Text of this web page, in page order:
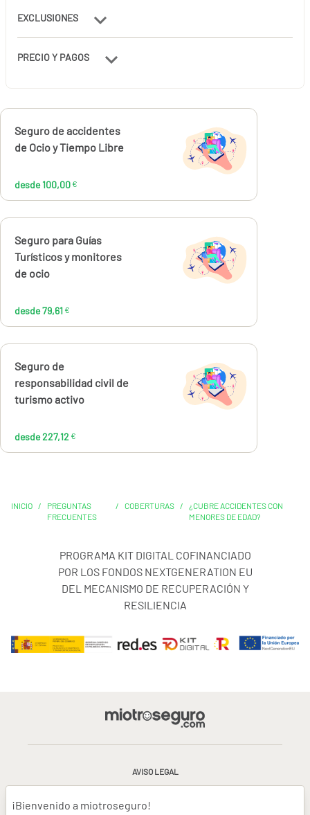
EXCLUSIONES
PRECIO Y PAGOS
Calcúlalo ahora
Seguro de accidentes
de Ocio y Tiempo Libre
desde 100,00 €
100,00 €
Calcúlalo ahora
Seguro para Guías
Turísticos y monitores
de ocio
desde 79,61 €
79,61€
Calcúlalo ahora
Seguro de
responsabilidad civil de
turismo activo
desde 227,12 €
227,12€
INICIO /
PREGUNTAS
FRECUENTES
/ COBERTURAS /
¿CUBRE ACCIDENTES CON
MENORES DE EDAD?
PROGRAMA KIT DIGITAL COFINANCIADO
POR LOS FONDOS NEXTGENERATION EU
DEL MECANISMO DE RECUPERACIÓN Y
RESILIENCIA
AVISO LEGAL
CONDICIONES GENERALES DE USO
¡Bienvenido a miotroseguro!